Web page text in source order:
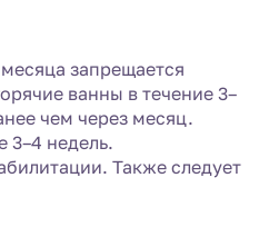
запрещается
ванны в течение 3–
чем через месяц.
3–4 недель.
Также следует